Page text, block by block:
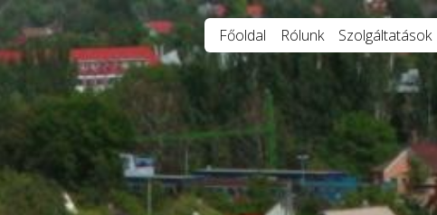
Főoldal Rólunk Szolgáltatások